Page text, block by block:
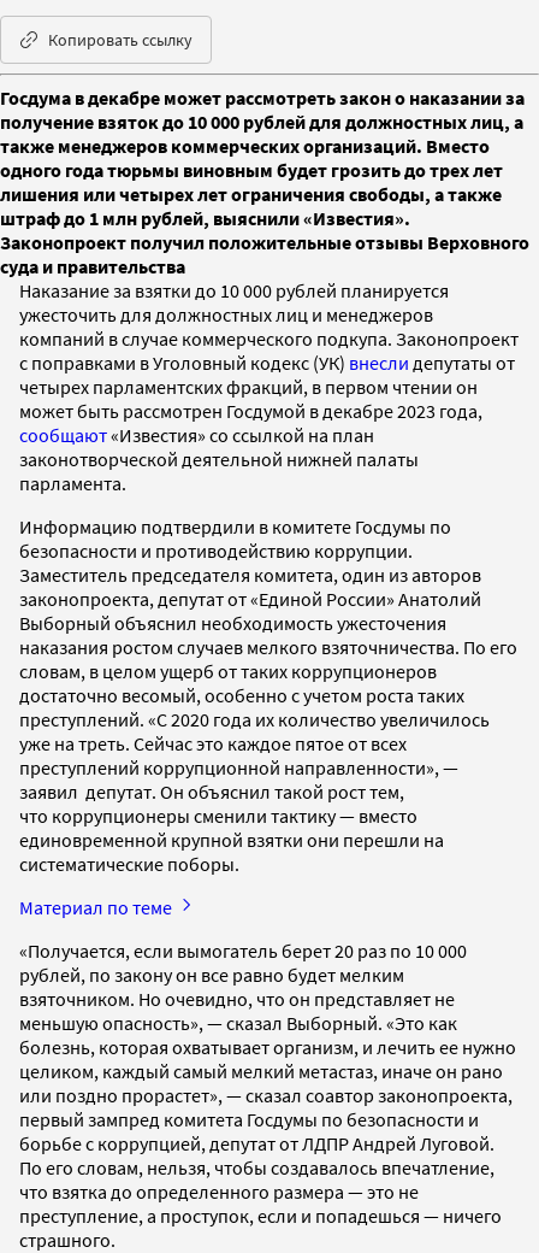
Копировать ссылку
Госдума в декабре может рассмотреть закон о наказании за
получение взяток до 10 000 рублей для должностных лиц, а
также менеджеров коммерческих организаций. Вместо
одного года тюрьмы виновным будет грозить до трех лет
лишения или четырех лет ограничения свободы, а также
штраф до 1 млн рублей, выяснили «Известия».
Законопроект получил положительные отзывы Верховного
суда и правительства
Наказание за взятки до 10 000 рублей планируется
ужесточить для должностных лиц и менеджеров
компаний в случае коммерческого подкупа. Законопроект
с поправками в Уголовный кодекс (УК) внесли депутаты от
четырех парламентских фракций, в первом чтении он
может быть рассмотрен Госдумой в декабре 2023 года,
сообщают«Известия» со ссылкой на план
законотворческой деятельной нижней палаты
парламента.
Информацию подтвердили в комитете Госдумы по
безопасности и противодействию коррупции.
Заместитель председателя комитета, один из авторов
законопроекта, депутат от «Единой России» Анатолий
Выборный объяснил необходимость ужесточения
наказания ростом случаев мелкого взяточничества. По его
словам, в целом ущерб от таких коррупционеров
достаточно весомый, особенно с учетом роста таких
преступлений. «С 2020 года их количество увеличилось
уже на треть. Сейчас это каждое пятое от всех
преступлений коррупционной направленности», —
заявил депутат. Он объяснил такой рост тем,
что коррупционеры сменили тактику — вместо
единовременной крупной взятки они перешли на
систематические поборы.
Материал по теме
«Получается, если вымогатель берет 20 раз по 10 000
рублей, по закону он все равно будет мелким
взяточником. Но очевидно, что он представляет не
меньшую опасность», — сказал Выборный. «Это как
болезнь, которая охватывает организм, и лечить ее нужно
целиком, каждый самый мелкий метастаз, иначе он рано
или поздно прорастет», — сказал соавтор законопроекта,
первый зампред комитета Госдумы по безопасности и
борьбе с коррупцией, депутат от ЛДПР Андрей Луговой.
По его словам, нельзя, чтобы создавалось впечатление,
что взятка до определенного размера — это не
преступление, а проступок, если и попадешься — ничего
страшного.